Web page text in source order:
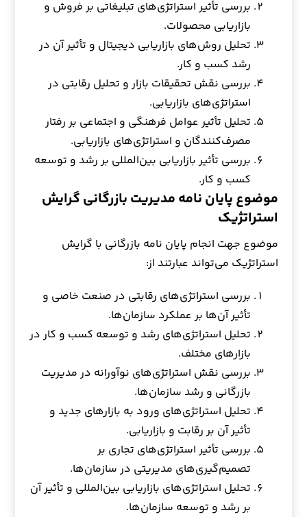
بررسی تأثیر استراتژی‌های تبلیغاتی بر فروش و
بازاریابی محصولات.
تحلیل روش‌های بازاریابی دیجیتال و تأثیر آن در
رشد کسب و کار.
بررسی نقش تحقیقات بازار و تحلیل رقابتی در
استراتژی‌های بازاریابی.
تحلیل تأثیر عوامل فرهنگی و اجتماعی بر رفتار
مصرف‌کنندگان و استراتژی‌های بازاریابی.
بررسی تأثیر بازاریابی بین‌المللی بر رشد و توسعه
کسب و کار.
موضوع پایان نامه مدیریت بازرگانی گرایش
استراتژیک
موضوع جهت انجام پایان نامه بازرگانی با گرایش
استراتژیک می‌تواند عبارتند از:
بررسی استراتژی‌های رقابتی در صنعت خاصی و
تأثیر آن‌ها بر عملکرد سازمان‌ها.
تحلیل استراتژی‌های رشد و توسعه کسب و کار در
بازارهای مختلف.
بررسی نقش استراتژی‌های نوآورانه در مدیریت
بازرگانی و رشد سازمان‌ها.
تحلیل استراتژی‌های ورود به بازارهای جدید و
تأثیر آن بر رقابت و بازاریابی.
بررسی تأثیر استراتژی‌های تجاری بر
تصمیم‌گیری‌های مدیریتی در سازمان‌ها.
تحلیل استراتژی‌های بازاریابی بین‌المللی و تأثیر آن
بر رشد و توسعه سازمان‌ها.